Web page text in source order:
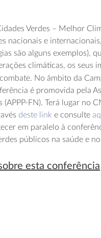
Verdes – Melhor
nacionais e
são alguns exemplos),
climáticas, os seus
No âmbito da
é promovida pela
(APPP-FN). Terá lugar no
deste link e consulte
em paralelo à
públicos na saúde e
esta conferência